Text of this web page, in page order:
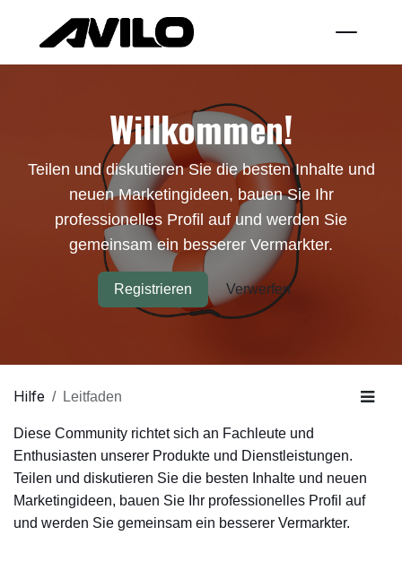
Willkommen!
Teilen und diskutieren Sie die besten Inhalte und
neuen Marketingideen, bauen Sie Ihr
professionelles Profil auf und werden Sie
gemeinsam ein besserer Vermarkter.
Registrieren Verwerfen
Hilfe Leitfaden
Diese Community richtet sich an Fachleute und
Enthusiasten unserer Produkte und Dienstleistungen.
Teilen und diskutieren Sie die besten Inhalte und neuen
Marketingideen, bauen Sie Ihr professionelles Profil auf
und werden Sie gemeinsam ein besserer Vermarkter.